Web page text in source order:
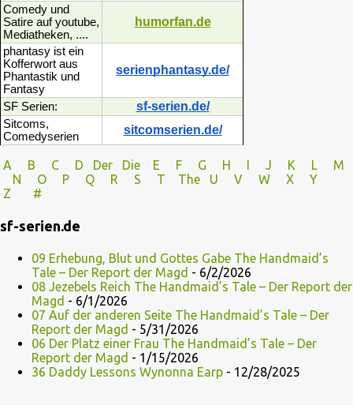
Comedy und
Satire auf youtube,
Mediatheken, ....
humorfan.de
phantasy ist ein
Kofferwort aus
Phantastik und
Fantasy
serienphantasy.de/
SF Serien: sf-serien.de/
Sitcoms,
Comedyserien
sitcomserien.de/
A B C D Der Die E F G H I J K L
M
N
O P Q R S T The U V
W X Y
Z
#
sf-serien.de
09 Erhebung, Blut und Gottes Gabe The Handmaid’s
Tale – Der Report der Magd - 6/2/2026
08 Jezebels Reich The Handmaid’s Tale – Der Report der
Magd - 6/1/2026
07 Auf der anderen Seite The Handmaid’s Tale – Der
Report der Magd - 5/31/2026
06 Der Platz einer Frau The Handmaid’s Tale – Der
Report der Magd - 1/15/2026
36 Daddy Lessons Wynonna Earp - 12/28/2025